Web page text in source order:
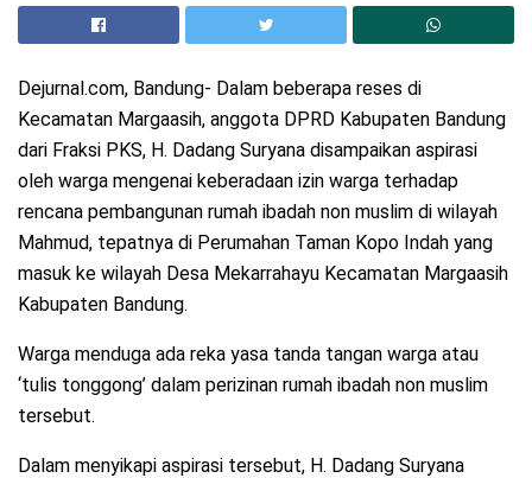
Dejurnal.com, Bandung- Dalam beberapa reses di
Kecamatan Margaasih, anggota DPRD Kabupaten Bandung
dari Fraksi PKS, H. Dadang Suryana disampaikan aspirasi
oleh warga mengenai keberadaan izin warga terhadap
rencana pembangunan rumah ibadah non muslim di wilayah
Mahmud, tepatnya di Perumahan Taman Kopo Indah yang
masuk ke wilayah Desa Mekarrahayu Kecamatan Margaasih
Kabupaten Bandung.
Warga menduga ada reka yasa tanda tangan warga atau
‘tulis tonggong’ dalam perizinan rumah ibadah non muslim
tersebut.
Dalam menyikapi aspirasi tersebut, H. Dadang Suryana